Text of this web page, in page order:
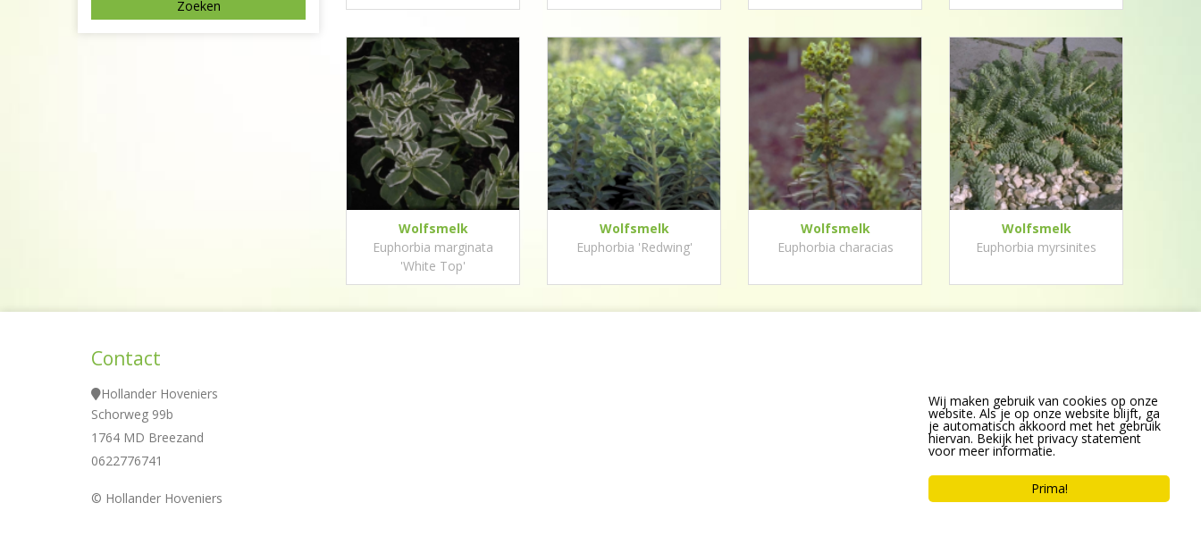
Wolfsmelk
Euphorbia marginata
'White Top'
Wolfsmelk
Euphorbia 'Redwing'
Wolfsmelk
Euphorbia characias
Wolfsmelk
Euphorbia myrsinites
Contact
Hollander Hoveniers
Schorweg 99b
1764 MD Breezand
0622776741
© Hollander Hoveniers
Prima!
Wij maken gebruik van cookies op onze
website. Als je op onze website blijft, ga
je automatisch akkoord met het gebruik
hiervan. Bekijk het privacy statement
voor meer informatie.